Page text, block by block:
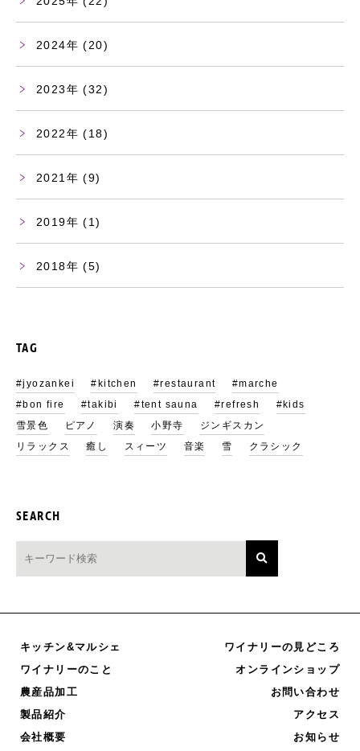
2024 (20)
2023 (32)
2022 (18)
2021 (9)
2019 (1)
2018 (5)
TAG
#jyozankei #kitchen #restaurant
#marche
#bon fire
#takibi #tent sauna #refresh
#kids
雪景色
ピアノ 演奏 小野寺
ジンギスカン
リラックス
癒し スィーツ 音楽 雪 クラシック
SEARCH
キッチン&マルシェ
ワイナリーのこと
農産品加工
製品紹介
会社概要
ワイナリーの見どころ
オンラインショップ
お問い合わせ
アクセス
お知らせ